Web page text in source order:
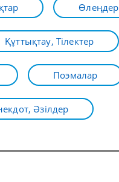
Өлеңдер
Құттықтау, Тілектер
Поэмалар
Әзілдер